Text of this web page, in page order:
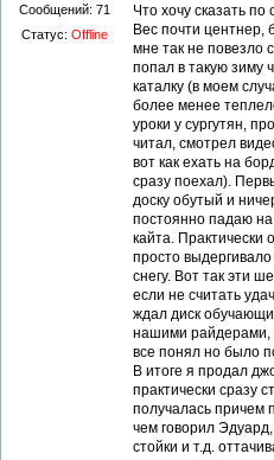
Сообщений: 71
Статус: Offline
Что хочу сказать
Вес почти центнер,
мне так не повезло
попал в такую зиму
каталку (в моем
более менее
уроки у сургутян,
читал, смотрел
вот как ехать на
сразу поехал).
доску обутый и
постоянно падаю на
кайта. Практически
просто
снегу. Вот так эти
если не считать
ждал диск
нашими райдерами,
все понял но было
В итоге я продал
практически сразу
получалась причем
чем говорил
стойки и т.д.